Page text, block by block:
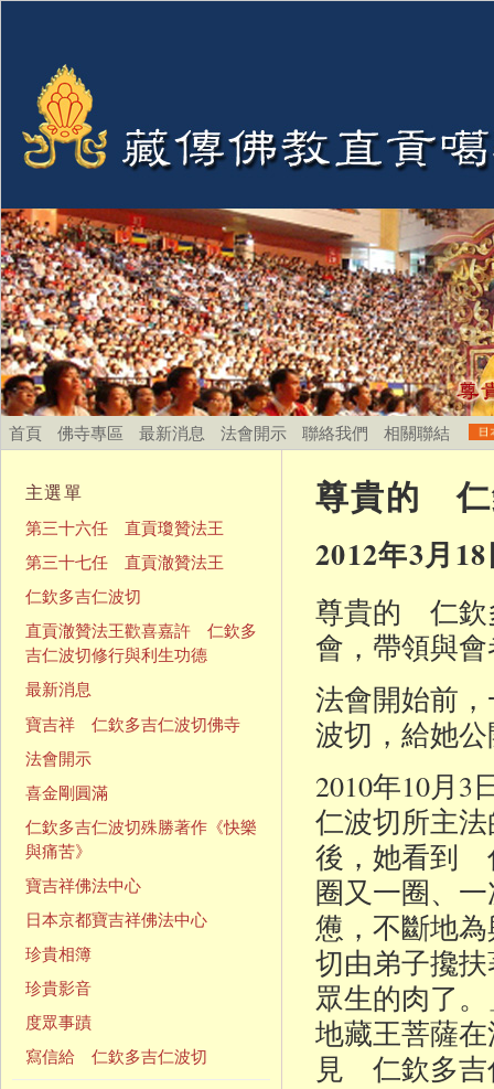
首頁 佛寺專區 最新消息 法會開示 聯絡我們 相關聯結
尊貴的 仁
2012年3月
尊貴的 仁欽
會，帶領與
法會開始前
波切，給她
2010年10月
仁波切所主
後，她看到
圈又一圈、
憊，不斷地
切由弟子攙
眾生的肉了
地藏王菩薩
見 仁欽多吉
主選單
第三十六任 直貢瓊贊法王
第三十七任 直貢澈贊法王
仁欽多吉仁波切
直貢澈贊法王歡喜嘉許 仁欽多
吉仁波切修行與利生功德
最新消息
寶吉祥 仁欽多吉仁波切佛寺
法會開示
喜金剛圓滿
仁欽多吉仁波切殊勝著作《快樂
與痛苦》
寶吉祥佛法中心
日本京都寶吉祥佛法中心
珍貴相簿
珍貴影音
度眾事蹟
寫信給 仁欽多吉仁波切